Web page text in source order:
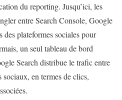
du reporting. Jusqu’ici, les
entre Search Console, Google
plateformes sociales pour
un seul tableau de bord
Search distribue le trafic entre
en termes de clics,